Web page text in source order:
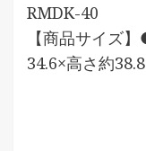
RMDK-40
【商品サイズ
34.6×高さ約